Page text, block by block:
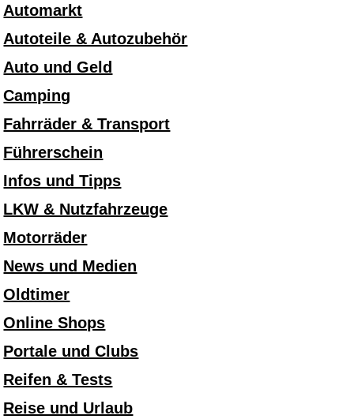
Automarkt
Autoteile & Autozubehör
Auto und Geld
Camping
Fahrräder & Transport
Führerschein
Infos und Tipps
LKW & Nutzfahrzeuge
Motorräder
News und Medien
Oldtimer
Online Shops
Portale und Clubs
Reifen & Tests
Reise und Urlaub